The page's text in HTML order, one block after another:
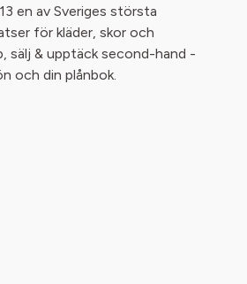
en av Sveriges största
för kläder, skor och
sälj & upptäck second-hand -
och din plånbok.